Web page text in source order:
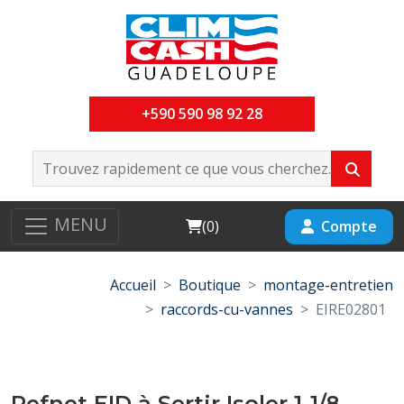
+590 590 98 92 28
MENU Cart
(0) Compte
Accueil Boutique
montage-entretien
raccords-cu-vannes
EIRE02801